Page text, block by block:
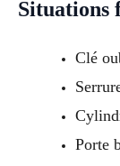
Situations
Clé
Porte